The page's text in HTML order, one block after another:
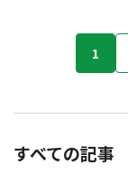
ナ
ビ
1
すべての記事